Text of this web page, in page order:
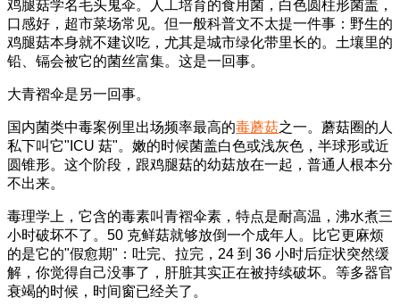
鸡腿菇学名毛头鬼伞。人工培育的食用菌，白色圆柱形菌盖，
口感好，超市菜场常见。但一般科普文不太提一件事：野生的
鸡腿菇本身就不建议吃，尤其是城市绿化带里长的。土壤里的
铅、镉会被它的菌丝富集。这是一回事。
大青褶伞是另一回事。
国内菌类中毒案例里出场频率最高的毒蘑菇之一。蘑菇圈的人
私下叫它"ICU 菇"。嫩的时候菌盖白色或浅灰色，半球形或近
圆锥形。这个阶段，跟鸡腿菇的幼菇放在一起，普通人根本分
不出来。
毒理学上，它含的毒素叫青褶伞素，特点是耐高温，沸水煮三
小时破坏不了。50 克鲜菇就够放倒一个成年人。比它更麻烦
的是它的"假愈期"：吐完、拉完，24 到 36 小时后症状突然缓
解，你觉得自己没事了，肝脏其实正在被持续破坏。等多器官
衰竭的时候，时间窗已经关了。